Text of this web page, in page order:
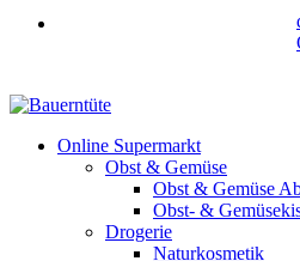
Online Supermarkt
Obst & Gemüse
Obst & Gemüse
Obst- &
Drogerie
Naturkosmetik